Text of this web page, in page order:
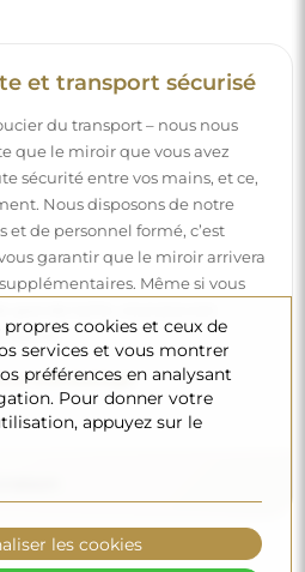
et transport sécurisé
du transport – nous nous
que le miroir que vous avez
sécurité entre vos mains, et ce,
Nous disposons de notre
de personnel formé, c’est
garantir que le miroir arrivera
Même si vous
rapide.
d’emballage.
cookies et ceux de
services et vous montrer
préférences en analysant
Pour donner votre
appuyez sur le
les cookies